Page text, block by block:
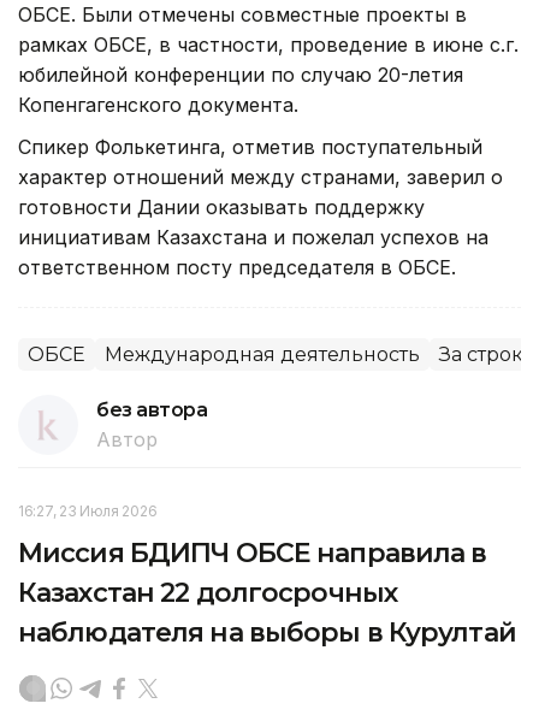
ОБСЕ. Были отмечены совместные проекты в
рамках ОБСЕ, в частности, проведение в июне с.г.
юбилейной конференции по случаю 20-летия
Копенгагенского документа.
Спикер Фолькетинга, отметив поступательный
характер отношений между странами, заверил о
готовности Дании оказывать поддержку
инициативам Казахстана и пожелал успехов на
ответственном посту председателя в ОБСЕ.
ОБСЕ Международная деятельность За
без автора
Автор
16:27, 23 Июля 2026
Миссия БДИПЧ ОБСЕ направила в
Казахстан 22 долгосрочных
наблюдателя на выборы в Курултай